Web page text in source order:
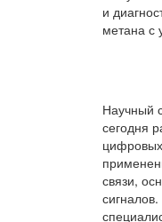
и
метана с
Научный
сегодня
связи,